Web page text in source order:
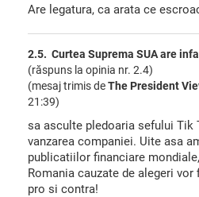
Are legatura, ca arata ce
2.5. Curtea Suprema SUA are
(răspuns la opinia nr. 2.4)
(mesaj trimis deThe President
21:39)
sa asculte pledoaria sefului Tik
vanzarea companiei. Uite asa
publicatiilor financiare
Romania cauzate de alegeri
pro si contra!